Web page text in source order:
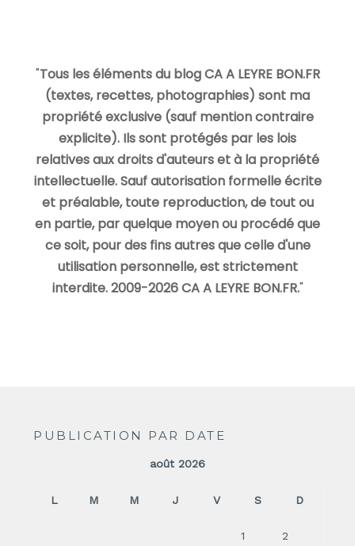
"Tous les éléments du blog CA A LEYRE BON.FR
(textes, recettes, photographies) sont ma
propriété exclusive (sauf mention contraire
explicite). Ils sont protégés par les lois
relatives aux droits d'auteurs et à la propriété
intellectuelle. Sauf autorisation formelle écrite
et préalable, toute reproduction, de tout ou
en partie, par quelque moyen ou procédé que
ce soit, pour des fins autres que celle d'une
utilisation personnelle, est strictement
interdite. 2009-2026 CA A LEYRE BON.FR."
PUBLICATION PAR DATE
août 2026
L M M J V S D
1 2